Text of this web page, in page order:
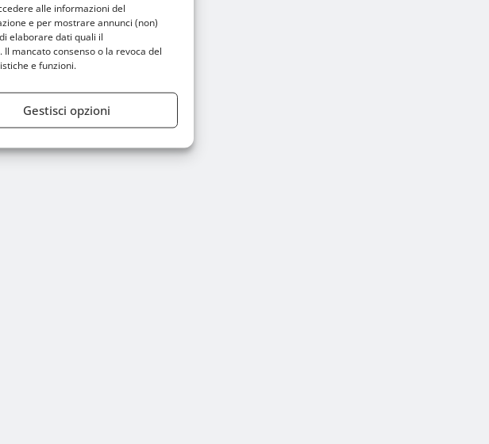
alle informazioni del
e per mostrare annunci (non)
elaborare dati quali il
mancato consenso o la revoca del
e funzioni.
Gestisci opzioni